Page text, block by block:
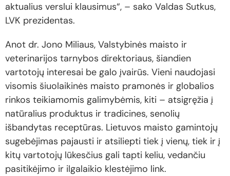
aktualius verslui klausimus“, – sako Valdas Sutkus,
LVK prezidentas.
Anot dr. Jono Miliaus, Valstybinės maisto ir
veterinarijos tarnybos direktoriaus, šiandien
vartotojų interesai be galo įvairūs. Vieni naudojasi
visomis šiuolaikinės maisto pramonės ir globalios
rinkos teikiamomis galimybėmis, kiti – atsigręžia į
natūralius produktus ir tradicines, senolių
išbandytas receptūras. Lietuvos maisto gamintojų
sugebėjimas pajausti ir atsiliepti tiek į vienų, tiek ir į
kitų vartotojų lūkesčius gali tapti keliu, vedančiu
pasitikėjimo ir ilgalaikio klestėjimo link.